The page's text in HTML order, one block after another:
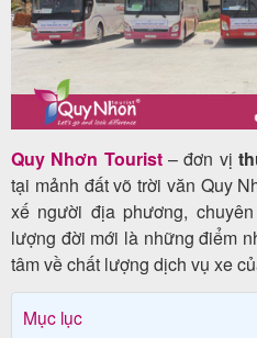
Phú
Yên
trong
nước
Quy Nhơn Tourist– đơn vị
tại mảnh đất võ trời văn Quy
xế người địa phương,
lượng đời mới là những điểm
tâm về chất lượng dịch vụ xe
Mục lục